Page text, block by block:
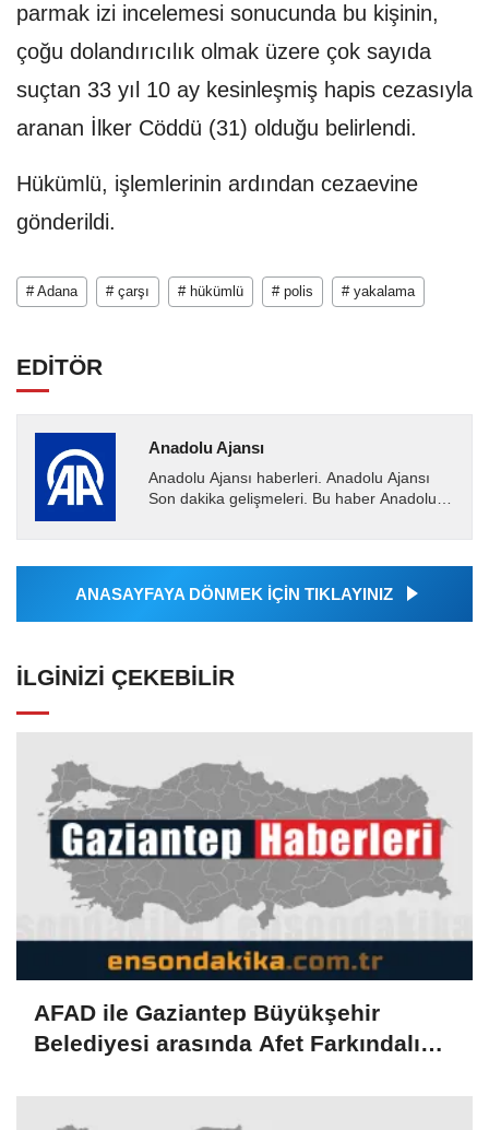
parmak izi incelemesi sonucunda bu kişinin,
çoğu dolandırıcılık olmak üzere çok sayıda
suçtan 33 yıl 10 ay kesinleşmiş hapis cezasıyla
aranan İlker Cöddü (31) olduğu belirlendi.
Hükümlü, işlemlerinin ardından cezaevine
gönderildi.
# Adana # çarşı # hükümlü # polis # yakalama
EDİTÖR
Anadolu Ajansı
Anadolu Ajansı haberleri. Anadolu Ajansı
Son dakika gelişmeleri. Bu haber Anadolu
Ajansı tarafından...
ANASAYFAYA DÖNMEK İÇİN TIKLAYINIZ
İLGINIZI ÇEKEBILIR
AFAD ile Gaziantep Büyükşehir
Belediyesi arasında Afet Farkındalık
protokolü